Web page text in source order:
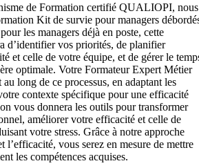
de Formation certifié QUALIOPI, nous
Kit de survie pour managers
les managers déjà en poste, cette
d’identifier vos priorités, de planifier
et celle de votre équipe, et de gérer le
optimale. Votre Formateur Expert Métier
long de ce processus, en adaptant les
contexte spécifique pour une efficacité
vous donnera les outils pour transformer
améliorer votre efficacité et celle de
votre stress. Grâce à notre approche
l’efficacité, vous serez en mesure de mettre
les compétences acquises.